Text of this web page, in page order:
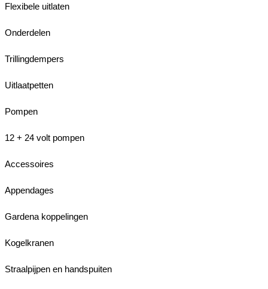
Flexibele uitlaten
Onderdelen
Trillingdempers
Uitlaatpetten
Pompen
12 + 24 volt pompen
Accessoires
Appendages
Gardena koppelingen
Kogelkranen
Straalpijpen en handspuiten